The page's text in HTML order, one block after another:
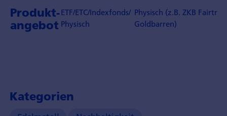
Produkt-
angebot
ETF/ETC/Indexfonds/
Physisch
Physisch (z.B. ZKB
Goldbarren)
Kategorien